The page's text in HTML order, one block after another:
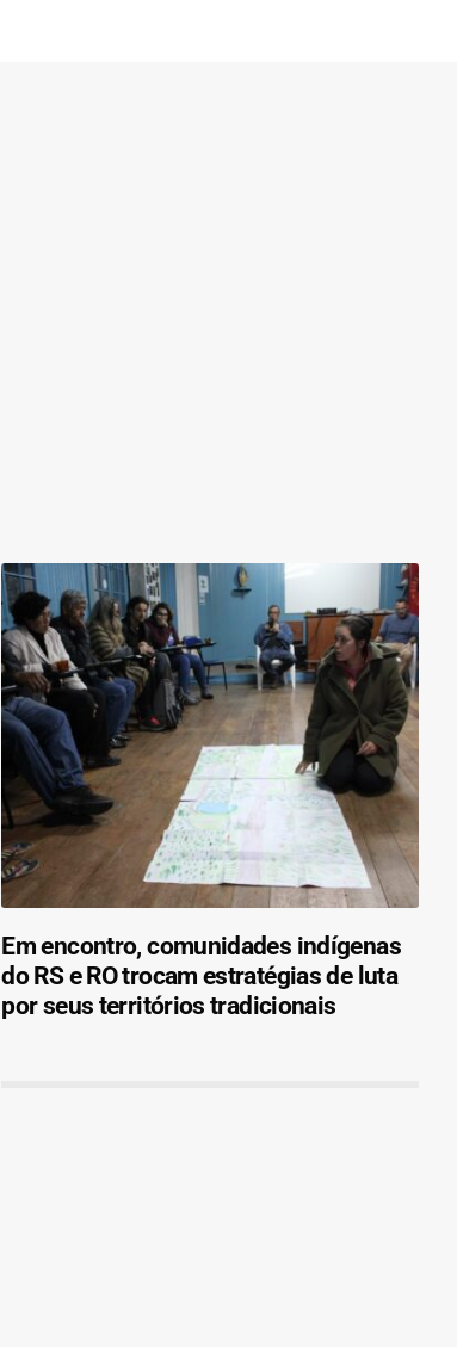
Em encontro, comunidades indígenas
do RS e RO trocam estratégias de luta
por seus territórios tradicionais